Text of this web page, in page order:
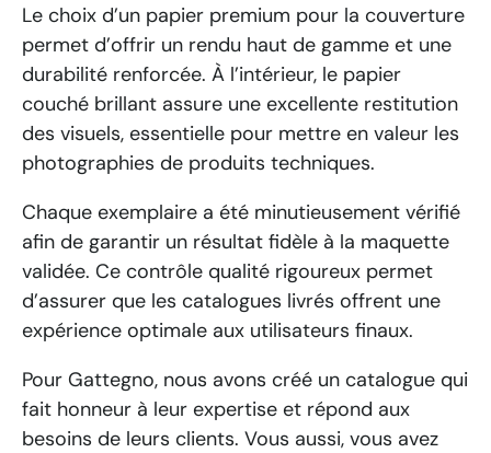
Le choix d’un papier premium pour la couverture
permet d’offrir un rendu haut de gamme et une
durabilité renforcée. À l’intérieur, le papier
couché brillant assure une excellente restitution
des visuels, essentielle pour mettre en valeur les
photographies de produits techniques.
Chaque exemplaire a été minutieusement vérifié
afin de garantir un résultat fidèle à la maquette
validée. Ce contrôle qualité rigoureux permet
d’assurer que les catalogues livrés offrent une
expérience optimale aux utilisateurs finaux.
Pour Gattegno, nous avons créé un catalogue qui
fait honneur à leur expertise et répond aux
besoins de leurs clients. Vous aussi, vous avez